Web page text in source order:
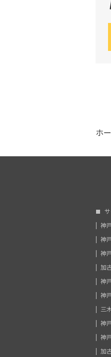
ホ
神
神
神
加
神
神
三
神
神
加